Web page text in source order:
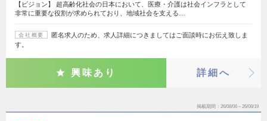
【ビジョン】 超高齢化社会の日本において、医療・介護は社会インフラとして
非常に重要な役割が求められており、地域社会を支える…
会社概要
匿名求人のため、求人詳細につきましてはご面談時にお伝え致しま
す。
興味あり 詳細へ
掲載期間 26/08/06～26/08/19